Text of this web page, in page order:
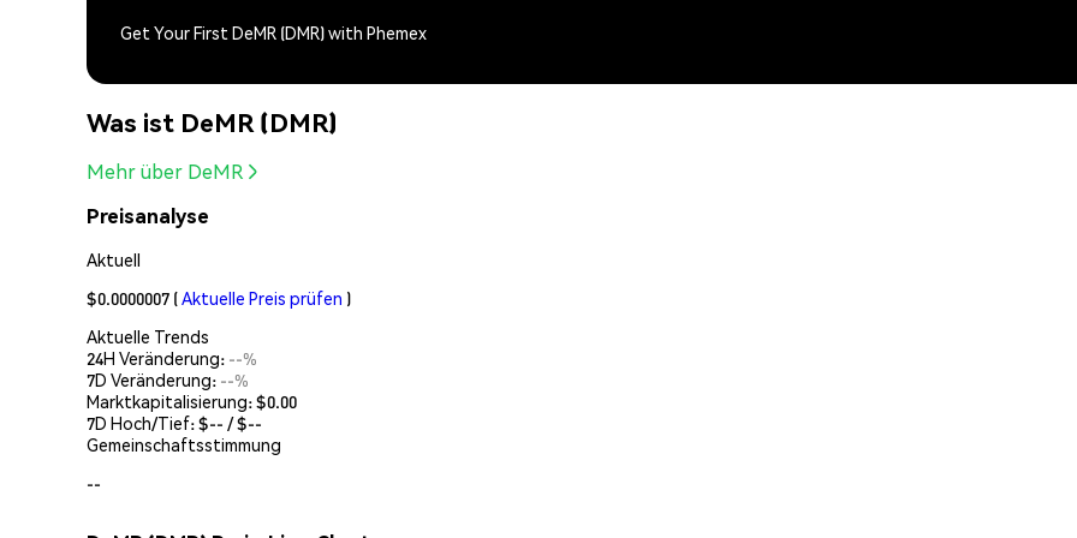
Get Your First DeMR (DMR) with Phemex
Was ist DeMR (DMR)
Mehr über DeMR
Preisanalyse
Aktuell
$0.0000007 (Aktuelle Preis prüfen )
Aktuelle Trends
24H Veränderung: --%
7D Veränderung: --%
Marktkapitalisierung:$0.00
7D Hoch/Tief: $-- / $--
Gemeinschaftsstimmung
--